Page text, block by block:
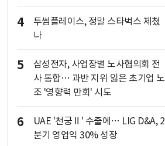
4
투썸플레이스, 정말 스타벅스 제쳤
나
5
삼성전자, 사업장별 노사협의회 전
사 통합… 과반 지위 잃은 초기업 노
조 '영향력 만회' 시도
6
UAE '천궁Ⅱ' 수출에… LIG D&A, 2
분기 영업익 30% 성장